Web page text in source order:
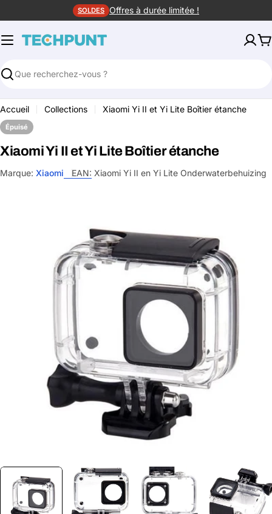
au
contenu
SOLDES Offres à durée limitée !
Rechercher
Accueil Collections Xiaomi Yi II et Yi Lite Boîtier étanche
le média 0 dans une fenêtre
Plus jamais disponible
Épuisé
Xiaomi Yi II et Yi Lite Boîtier étanche
Marque: Xiaomi EAN: Xiaomi Yi II en Yi Lite Onderwaterbehuizing